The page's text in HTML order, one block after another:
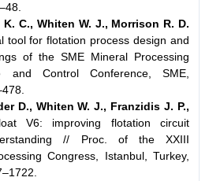
K. C., Whiten W. J., Morrison R. D.
tool for flotation process design and
of the SME Mineral Processing
and Control Conference, SME,
D., Whiten W. J., Franzidis J. P.,
V6: improving flotation circuit
// Proc. of the XXIII
Congress, Istanbul, Turkey,